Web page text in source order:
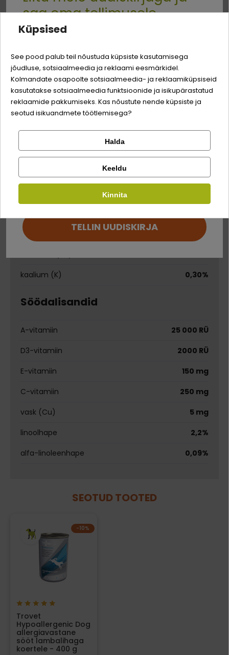
Kirjuta arvustus
Analüütilise koostisosad
valgud
20,0%
rasvasisaldus
anorgaanilised ained
6,3%
toorkiud
1,0%
fosfor (P)
0,90%
kaalium (K)
0,30%
Söödalisandid
A-vitamiin
25 000 RÜ
D3-vitamiin
2000 RÜ
E-vitamiin
150 mg
C-vitamiin
250 mg
vask (Cu)
5 mg
linoolhape
2,2%
alfa-linoleenhape
0,09%
SEOTUD TOOTED
−10%
Trovet
Hypoallergenic Dog
allergiavastane
sööt lambalihaga
koertele - 400 g
Kontrolli tellimust
Logi sisse
Registreeru
Facebook
Google
saa oma tellimusele
-3% soodustust
Sina ja su perekonna parim sõber väärite veel
odavamat hinda!
Lemmikloom
Kauplus
TELLIN UUDISKIRJA
Küpsised
See pood palub teil nõustuda küpsiste kasutamisega
jõudluse, sotsiaalmeedia ja reklaami eesmärkidel.
Kolmandate osapoolte sotsiaalmeedia- ja reklaamiküpsiseid
kasutatakse sotsiaalmeedia funktsioonide ja isikupärastatud
reklaamide pakkumiseks. Kas nõustute nende küpsiste ja
seotud isikuandmete töötlemisega?
Halda
Keeldu
Kinnita